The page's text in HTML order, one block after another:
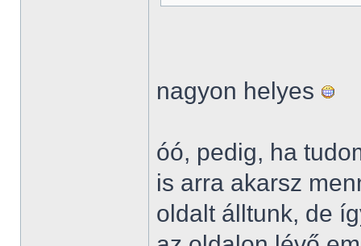
nagyon helyes
óó, pedig, ha
is arra akarsz
oldalt álltunk, de